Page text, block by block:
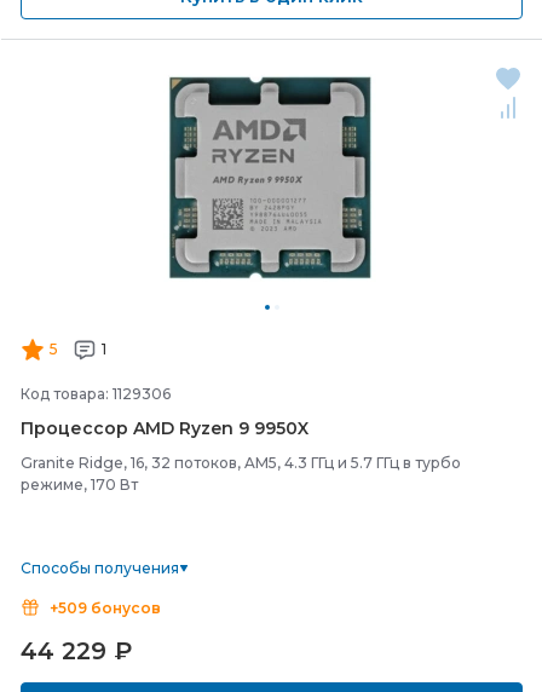
5 1
Код товара: 1129306
Процессор AMD Ryzen 9 9950X
Granite Ridge, 16, 32 потоков, AM5, 4.3 ГГц и 5.7 ГГц в турбо
режиме, 170 Вт
Способы получения
+509 бонусов
44 229 ₽